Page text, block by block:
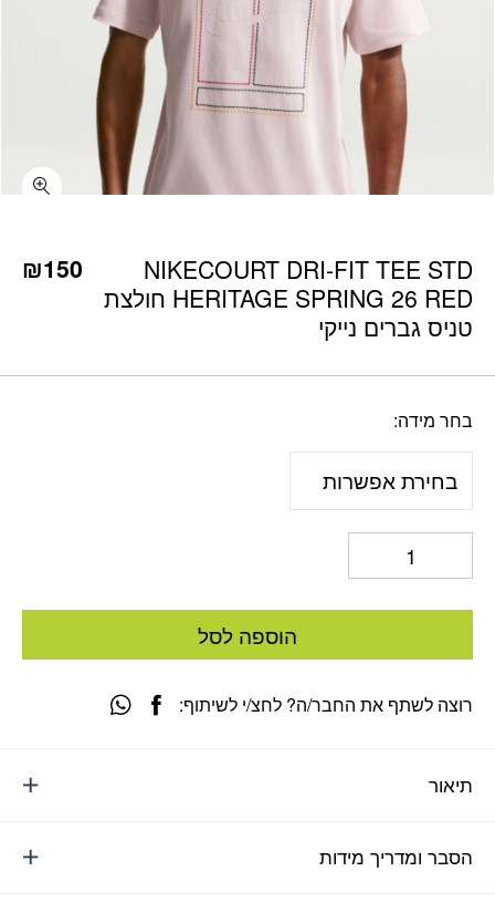
NIKECOURT DRI-FIT TEE STD
HERITAGE SPRING 26 RED חולצת
טניס גברים נייקי
₪150
בחר מידה
הוספה לסל
תיאור
הסבר ומדריך מידות
רוצה לשתף את החבר/ה? לחצ/י לשיתוף: